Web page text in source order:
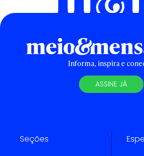
Informa, inspira e
ASSINE JÁ
Seções